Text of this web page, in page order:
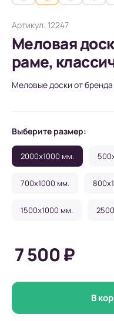
Артикул: 12247
Меловая
раме,
Меловые доски от бренда
Выберите размер:
2000x1000 мм.
700x1000 мм.
1500x1000 мм.
7 500 ₽
В